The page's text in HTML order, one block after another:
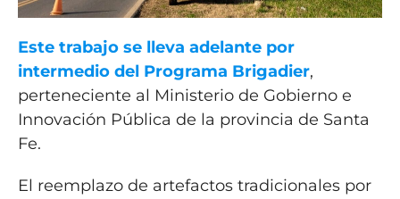
Este trabajo se lleva adelante por
intermedio del Programa Brigadier,
perteneciente al Ministerio de Gobierno e
Innovación Pública de la provincia de Santa
Fe.
El reemplazo de artefactos tradicionales por